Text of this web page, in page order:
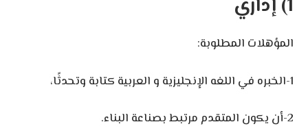
1) إداري
المؤهلات المطلوبة:
1-الخبره في اللغه الإنجليزية و العربية كتابة وتحدثًا،
2-أن يكون المتقدم مرتبط بصناعة البناء.